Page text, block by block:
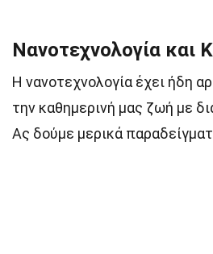
Νανοτεχνολογία και
Η νανοτεχνολογία έχει ήδη
την καθημερινή μας ζωή με
Ας δούμε μερικά